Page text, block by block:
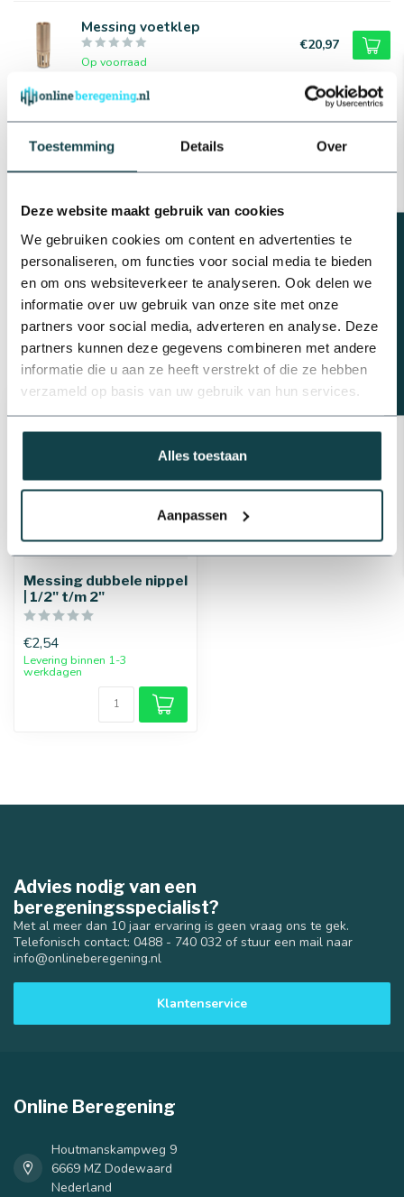
Toestemming Details Over
Deze website maakt gebruik van cookies
We gebruiken cookies om content en advertenties te
personaliseren, om functies voor social media te bieden
en om ons websiteverkeer te analyseren. Ook delen we
informatie over uw gebruik van onze site met onze
partners voor social media, adverteren en analyse. Deze
partners kunnen deze gegevens combineren met andere
informatie die u aan ze heeft verstrekt of die ze hebben
verzameld op basis van uw gebruik van hun services.
Alles toestaan
Aanpassen
Messing voetklep
Op voorraad
€20,97
Messing verloopring |
Binnendraad x buitendraad
Op voorraad
Advies nodig van de beregeningsspecialist?
info@onlineberegening.nlof bel+31 488 -
740 032.
Recent bekeken
Messing dubbele nippel
| 1/2" t/m 2"
€2,54
Levering binnen 1-3
werkdagen
Advies nodig van een
beregeningsspecialist?
Met al meer dan 10 jaar ervaring is geen vraag ons te gek.
Telefonisch contact: 0488 - 740 032 of stuur een mail naar
info@onlineberegening.nl
Klantenservice
Online Beregening
Houtmanskampweg 9
6669 MZ Dodewaard
Nederland
Beregeningsplan?